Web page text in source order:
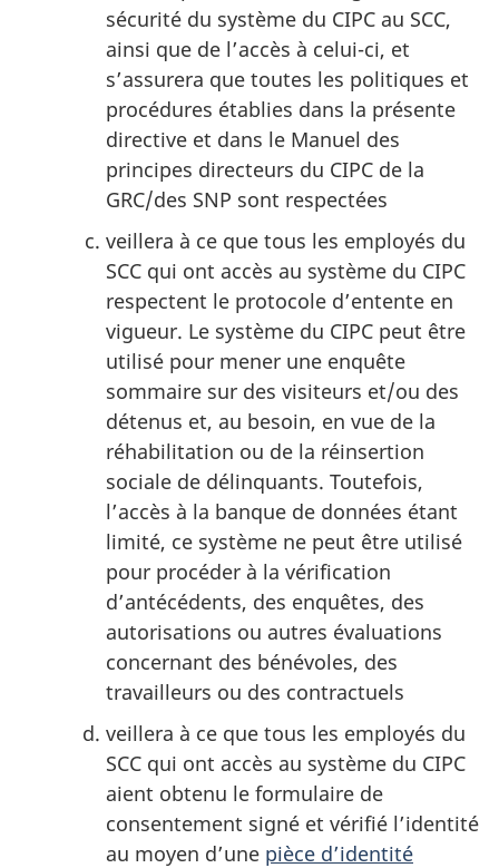
sécurité du système du CIPC au SCC,
ainsi que de l’accès à celui-ci, et
s’assurera que toutes les politiques et
procédures établies dans la présente
directive et dans le Manuel des
principes directeurs du CIPC de la
GRC/des SNP sont respectées
veillera à ce que tous les employés du
SCC qui ont accès au système du CIPC
respectent le protocole d’entente en
vigueur. Le système du CIPC peut être
utilisé pour mener une enquête
sommaire sur des visiteurs et/ou des
détenus et, au besoin, en vue de la
réhabilitation ou de la réinsertion
sociale de délinquants. Toutefois,
l’accès à la banque de données étant
limité, ce système ne peut être utilisé
pour procéder à la vérification
d’antécédents, des enquêtes, des
autorisations ou autres évaluations
concernant des bénévoles, des
travailleurs ou des contractuels
veillera à ce que tous les employés du
SCC qui ont accès au système du CIPC
aient obtenu le formulaire de
consentement signé et vérifié l’identité
au moyen d’une pièce d’identité